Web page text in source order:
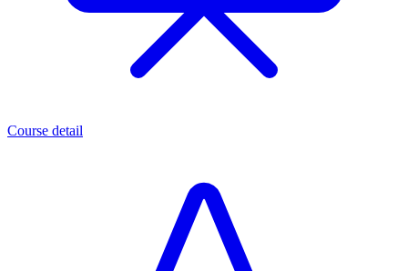
Course detail